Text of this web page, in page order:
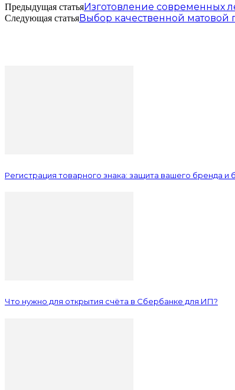
Предыдущая статьяИзготовление современных
Следующая статьяВыбор качественной матовой
Регистрация товарного знака: защита вашего бренда и
Что нужно для открытия счёта в Сбербанке для ИП?